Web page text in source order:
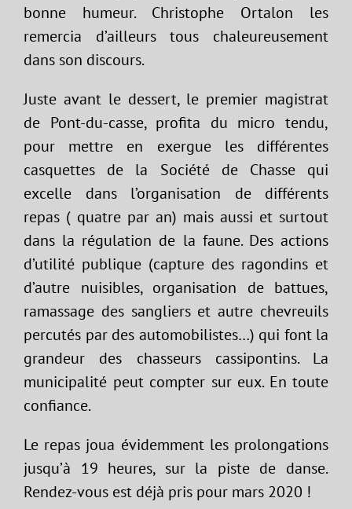
bonne humeur. Christophe Ortalon les
remercia d’ailleurs tous chaleureusement
dans son discours.
Juste avant le dessert, le premier magistrat
de Pont-du-casse, profita du micro tendu,
pour mettre en exergue les différentes
casquettes de la Société de Chasse qui
excelle dans l’organisation de différents
repas ( quatre par an) mais aussi et surtout
dans la régulation de la faune. Des actions
d’utilité publique (capture des ragondins et
d’autre nuisibles, organisation de battues,
ramassage des sangliers et autre chevreuils
percutés par des automobilistes…) qui font la
grandeur des chasseurs cassipontins. La
municipalité peut compter sur eux. En toute
confiance.
Le repas joua évidemment les prolongations
jusqu’à 19 heures, sur la piste de danse.
Rendez-vous est déjà pris pour mars 2020 !